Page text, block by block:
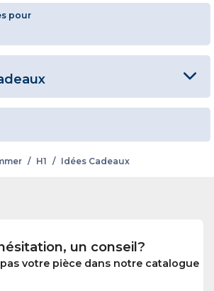
pour
/ H1 / Idées Cadeaux
un conseil?
votre pièce dans notre catalogue